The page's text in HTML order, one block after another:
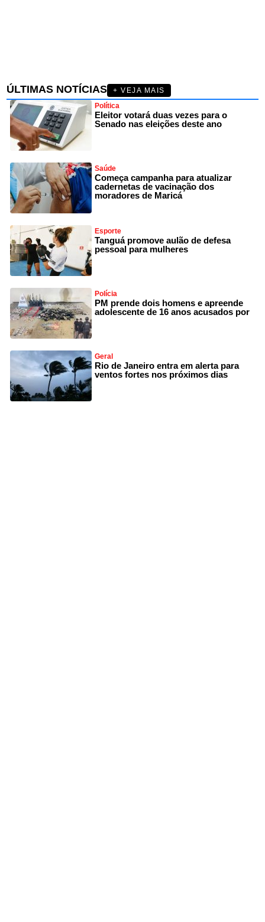
ÚLTIMAS NOTÍCIAS
+ VEJA MAIS
Política
Eleitor votará duas vezes para o
Senado nas eleições deste ano
Saúde
Começa campanha para atualizar
cadernetas de vacinação dos
moradores de Maricá
Esporte
Tanguá promove aulão de defesa
pessoal para mulheres
Polícia
PM prende dois homens e apreende
adolescente de 16 anos acusados por
Geral
Rio de Janeiro entra em alerta para
ventos fortes nos próximos dias